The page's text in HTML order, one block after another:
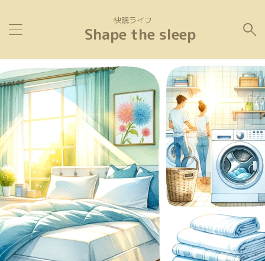
快眠ライフ
Shape the sleep